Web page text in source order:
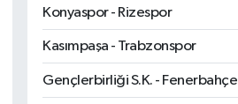
Konyaspor - Rizespor
Kasımpaşa - Trabzonspor
Gençlerbirliği S.K. - Fenerbahçe